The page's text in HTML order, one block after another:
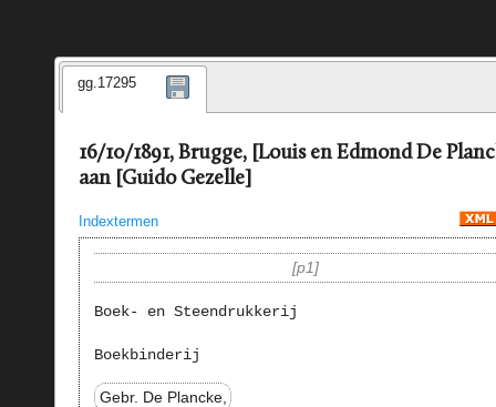
gg.17295
16/10/1891, Brugge, [Louis en Edmond De
aan [Guido Gezelle]
Indextermen
p1
Boek- en Steendrukkerij
Boekbinderij
Gebr. De Plancke,